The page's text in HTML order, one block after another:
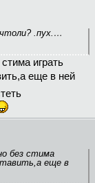
.пух.…
играть
еще в ней
без стима
еще в